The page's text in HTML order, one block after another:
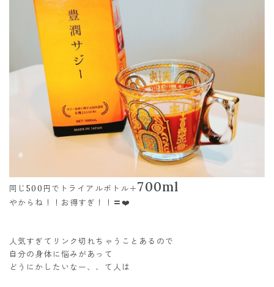
同じ500円でトライアルボトル＋ 700ml
やからね！！お得すぎ！！〓❤️
人気すぎてリンク切れちゃうことあるので
自分の身体に悩みがあって
どうにかしたいなー、、て人は